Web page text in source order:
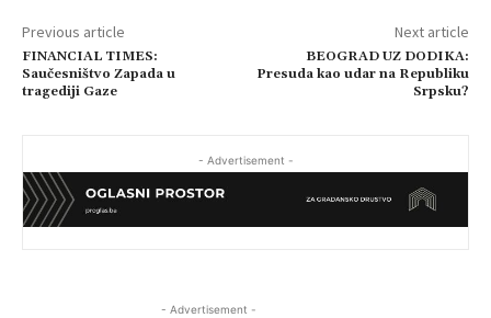
Previous article
FINANCIAL TIMES:
Saučesništvo Zapada u
tragediji Gaze
Next article
BEOGRAD UZ DODIKA:
Presuda kao udar na Republiku
Srpsku?
- Advertisement -
- Advertisement -